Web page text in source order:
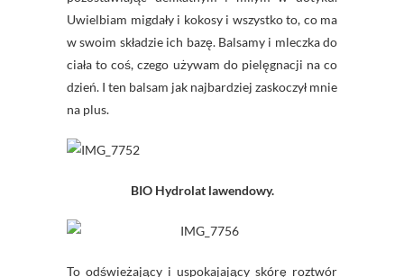
Uwielbiam migdały i kokosy i wszystko to, co ma
w swoim składzie ich bazę. Balsamy i mleczka do
ciała to coś, czego używam do pielęgnacji na co
dzień. I ten balsam jak najbardziej zaskoczył mnie
na plus.
BIO Hydrolatlawendowy.
To odświeżający i uspokajający skórę roztwór